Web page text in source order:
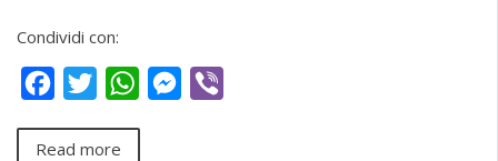
Condividi con:
FacebookTwitterWhatsAppMessenger
Read more